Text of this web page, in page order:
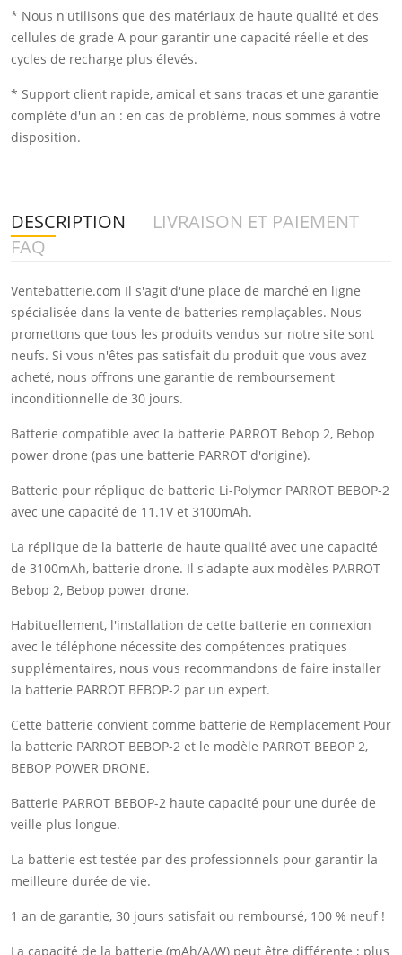
* Nous n'utilisons que des matériaux de haute qualité et des
cellules de grade A pour garantir une capacité réelle et des
cycles de recharge plus élevés.
* Support client rapide, amical et sans tracas et une garantie
complète d'un an : en cas de problème, nous sommes à votre
disposition.
DESCRIPTION
LIVRAISON ET PAIEMENT
FAQ
Ventebatterie.com Il s'agit d'une place de marché en ligne
spécialisée dans la vente de batteries remplaçables. Nous
promettons que tous les produits vendus sur notre site sont
neufs. Si vous n'êtes pas satisfait du produit que vous avez
acheté, nous offrons une garantie de remboursement
inconditionnelle de 30 jours.
Batterie compatible avec la batterie PARROT Bebop 2, Bebop
power drone (pas une batterie PARROT d'origine).
Batterie pour réplique de batterie Li-Polymer PARROT BEBOP-2
avec une capacité de 11.1V et 3100mAh.
La réplique de la batterie de haute qualité avec une capacité
de 3100mAh, batterie drone. Il s'adapte aux modèles PARROT
Bebop 2, Bebop power drone.
Habituellement, l'installation de cette batterie en connexion
avec le téléphone nécessite des compétences pratiques
supplémentaires, nous vous recommandons de faire installer
la batterie PARROT BEBOP-2 par un expert.
Cette batterie convient comme batterie de Remplacement Pour
la batterie PARROT BEBOP-2 et le modèle PARROT BEBOP 2,
BEBOP POWER DRONE.
Batterie PARROT BEBOP-2 haute capacité pour une durée de
veille plus longue.
La batterie est testée par des professionnels pour garantir la
meilleure durée de vie.
1 an de garantie, 30 jours satisfait ou remboursé, 100 % neuf !
La capacité de la batterie (mAh/A/W) peut être différente ; plus